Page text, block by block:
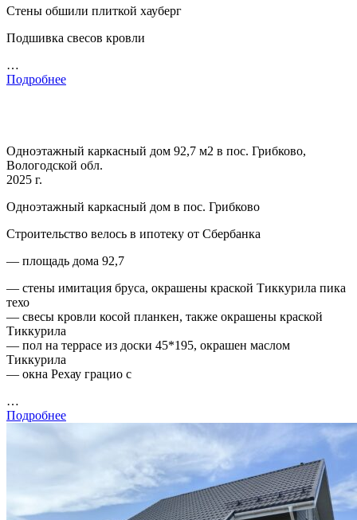
Стены обшили плиткой хауберг
Подшивка свесов кровли
…
Подробнее
Одноэтажный каркасный дом 92,7 м2 в пос. Грибково,
Вологодской обл.
2025 г.
Одноэтажный каркасный дом в пос. Грибково
Строительство велось в ипотеку от Сбербанка
— площадь дома 92,7
— стены имитация бруса, окрашены краской Тиккурила пика
техо
— свесы кровли косой планкен, также окрашены краской
Тиккурила
— пол на террасе из доски 45*195, окрашен маслом
Тиккурила
— окна Рехау грацио с
…
Подробнее